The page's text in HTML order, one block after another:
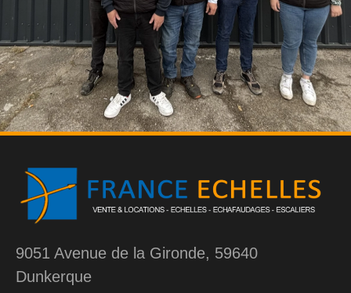
9051 Avenue de la Gironde, 59640
Dunkerque